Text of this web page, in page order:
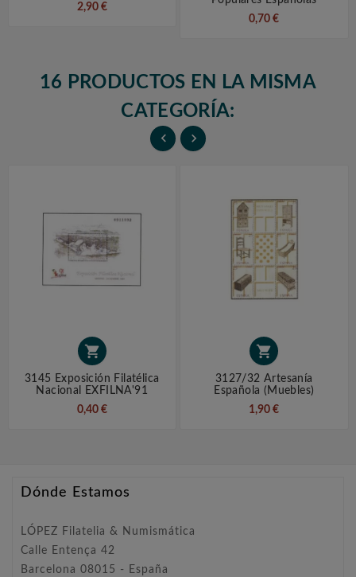
2,90 €
0,70 €
16 PRODUCTOS EN LA MISMA
CATEGORÍA:
 

3145 Exposición Filatélica
Nacional EXFILNA'91
0,40 €

3127/32 Artesanía
Española (Muebles)
1,90 €
Dónde Estamos
LÓPEZ Filatelia & Numismática
Calle Entença 42
Barcelona 08015 - España